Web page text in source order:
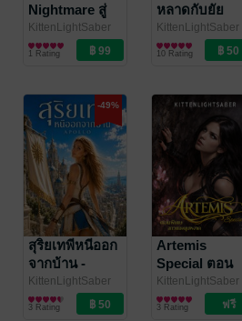
Nightmare สู่
แดนฝันร้าย
KittenLightSaber
นิยายลึกลับ/เขย่า
ขวัญ
1 Rating
หลาดกับยัย
ปีศาจกลายพันธุ์
เล่ม 1
KittenLightSaber
นิยาย Girl
Love/Yuri
10 Rating
-49%
สุริยเทพีหนีออก
จากบ้าน -
Apollo
KittenLightSaber
นิยาย Girl
Love/Yuri
3 Rating
Artemis
Special ตอน
พิเศษ สาว
แมงมุมผงาด
KittenLightSaber
นิยาย Girl
Love/Yuri
3 Rating